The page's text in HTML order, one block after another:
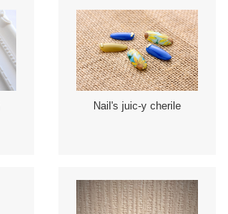
Nail's juic-y cherile